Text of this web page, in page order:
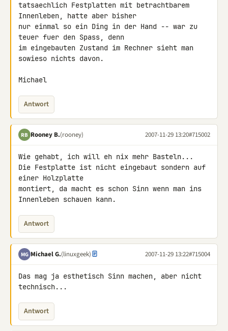
tatsaechlich Festplatten mit betrachtbarem
Innenleben, hatte aber bisher
nur einmal so ein Ding in der Hand -- war zu
teuer fuer den Spass, denn
im eingebauten Zustand im Rechner sieht man
sowieso nichts davon.
Michael
Antwort
RB Rooney B.(rooney) 2007-11-29 13:20#715002
Wie gehabt, ich will eh nix mehr Basteln...
Die Festplatte ist nicht eingebaut sondern auf
einer Holzplatte
montiert, da macht es schon Sinn wenn man ins
Innenleben schauen kann.
Antwort
MG Michael G.(linuxgeek) 2007-11-29 13:22#715004
Das mag ja esthetisch Sinn machen, aber nicht
technisch...
Antwort